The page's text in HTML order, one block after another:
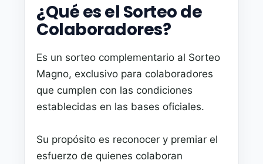
¿Qué es el Sorteo de
Colaboradores?
Es un sorteo complementario al Sorteo
Magno, exclusivo para colaboradores
que cumplen con las condiciones
establecidas en las bases oficiales.
Su propósito es reconocer y premiar el
esfuerzo de quienes colaboran